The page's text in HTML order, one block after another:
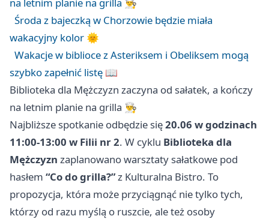
Środa z bajeczką w Chorzowie będzie miała
wakacyjny kolor 🌞
Wakacje w biblioce z Asteriksem i Obeliksem mogą
szybko zapełnić listę 📖
Biblioteka dla Mężczyzn zaczyna od sałatek, a kończy
na letnim planie na grilla 👨‍🍳
Najbliższe spotkanie odbędzie się20.06 w godzinach
11:00-13:00 w Filii nr 2. W cyklu Biblioteka dla
Mężczyzn zaplanowano warsztaty sałatkowe pod
hasłem “Co do grilla?”z Kulturalna Bistro. To
propozycja, która może przyciągnąć nie tylko tych,
którzy od razu myślą o ruszcie, ale też osoby